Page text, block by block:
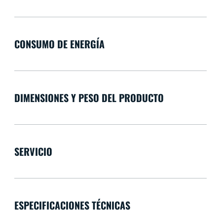
CONSUMO DE ENERGÍA
DIMENSIONES Y PESO DEL PRODUCTO
SERVICIO
ESPECIFICACIONES TÉCNICAS